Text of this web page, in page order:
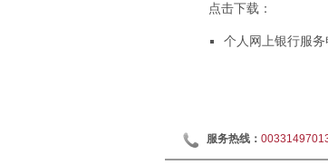
点击下载：
个人网上银行服
服务热线：